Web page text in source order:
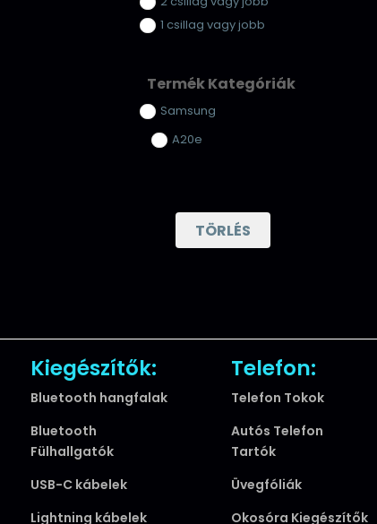
1 csillag vagy jobb
Termék Kategóriák
Samsung
A20e
TÖRLÉS
Kiegészítők:
Bluetooth hangfalak
Bluetooth
Fülhallgatók
USB-C kábelek
Lightning kábelek
Telefon:
Telefon Tokok
Autós Telefon
Tartók
Üvegfóliák
Okosóra Kiegészítők